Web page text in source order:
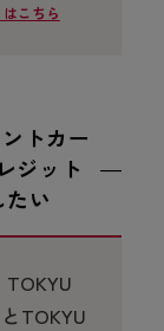
こちら
トカー
ジット
い
TOKYU